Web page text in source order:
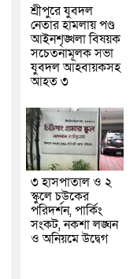
শ্রীপুরে যুবদল
নেতার হামলায় পণ্ড
আইনশৃঙ্খলা বিষয়ক
সচেতনামূলক সভা
যুবদল আহবায়কসহ
আহত ৩
৩ হাসপাতাল ও ২
স্কুলে চউকের
পরিদর্শন, পার্কিং
সংকট, নকশা লঙ্ঘন
ও অনিয়মে উদ্বেগ